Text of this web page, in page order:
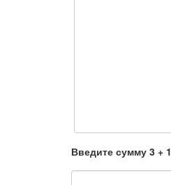
Введите сумму 3 +